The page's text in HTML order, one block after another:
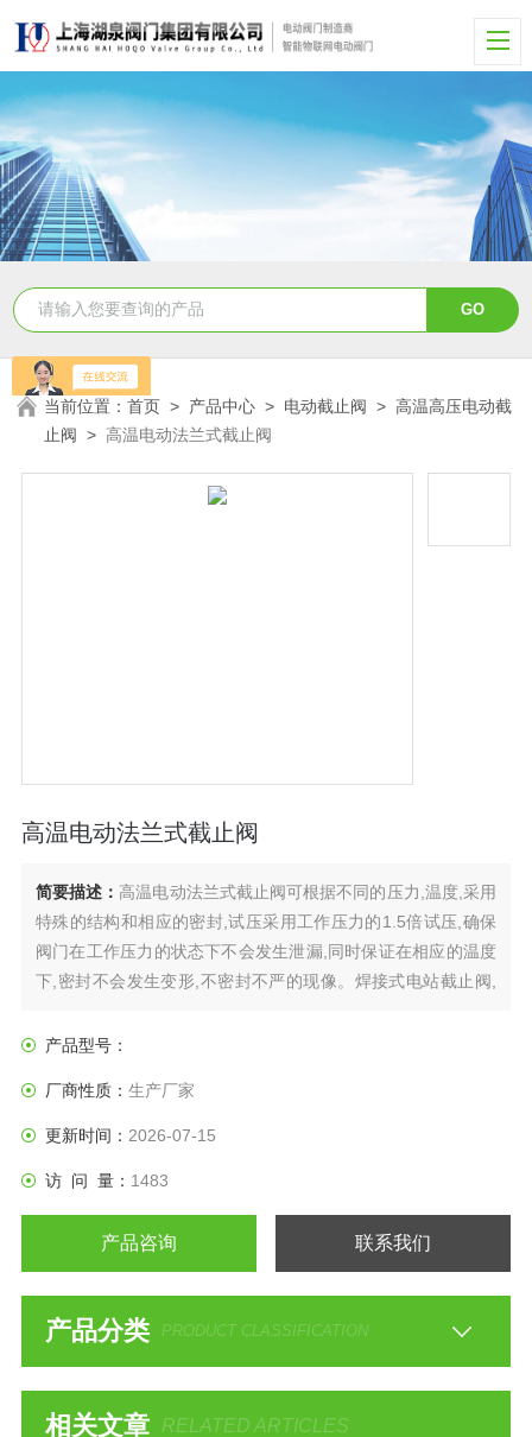
当前位置：首页 > 产品中心 > 电动截止阀 >高温高压电动截
止阀 > 高温电动法兰式截止阀
高温电动法兰式截止阀
简要描述： 高温电动法兰式截止阀可根据不同的压力,温度,采用
特殊的结构和相应的密封,试压采用工作压力的1.5倍试压,确保
阀门在工作压力的状态下不会发生泄漏,同时保证在相应的温度
下,密封不会发生变形,不密封不严的现像。焊接式电站截止阀,
其安装方便,制造合理,经济简单,所以大量使用在电力工程等管
产品型号：
厂商性质： 生产厂家
更新时间： 2026-07-15
访 问 量： 1483
产品咨询 联系我们
产品分类 PRODUCT CLASSIFICATION
相关文章 RELATED ARTICLES